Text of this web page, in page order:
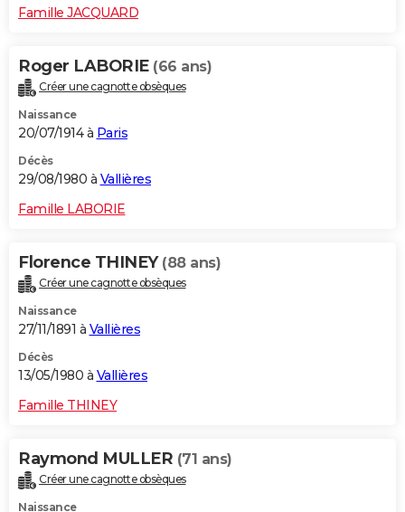
Famille JACQUARD
Roger LABORIE (66 ans)
Créer une cagnotte obsèques
Naissance
20/07/1914 à Paris
Décès
29/08/1980 à Vallières
Famille LABORIE
Florence THINEY (88 ans)
Créer une cagnotte obsèques
Naissance
27/11/1891 à Vallières
Décès
13/05/1980 à Vallières
Famille THINEY
Raymond MULLER (71 ans)
Créer une cagnotte obsèques
Naissance